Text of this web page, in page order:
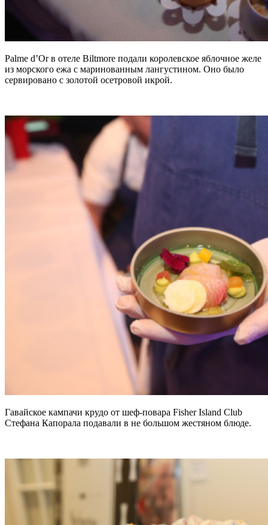
Palme d’Or в отеле Biltmore подали королевское яблочное желе
из морского ежа с маринованным лангустином. Оно было
сервировано с золотой осетровой икрой.
Гавайское кампачи крудо от шеф-повара Fisher Island Club
Стефана Капорала подавали в не большом жестяном блюде.